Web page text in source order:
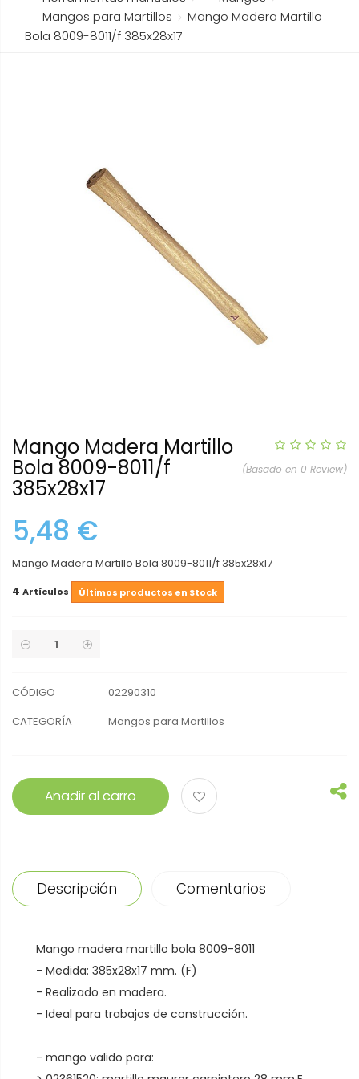
Mangos para Martillos
Mango Madera Martillo
Bola 8009-8011/f 385x28x17
(Basado en 0 Review)
Mango Madera Martillo
Bola 8009-8011/f
385x28x17
5,48 €
Mango Madera Martillo Bola 8009-8011/f 385x28x17
4 Artículos Últimos productos en Stock
CÓDIGO
02290310
CATEGORÍA
Mangos para Martillos
Añadir al carro
Descripción Comentarios
Mango madera martillo bola 8009-8011
- Medida: 385x28x17 mm. (F)
- Realizado en madera.
- Ideal para trabajos de construcción.
- mango valido para: